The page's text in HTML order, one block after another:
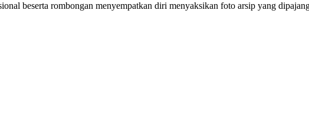
beserta rombongan menyempatkan diri menyaksikan foto arsip yang